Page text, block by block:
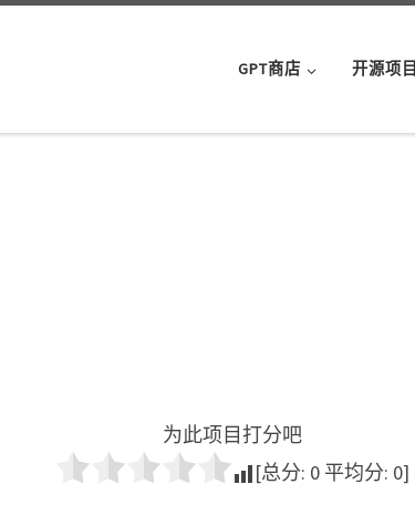
GPT商店 开源项目
为此项目打分吧
[总分: 0 平均分: 0]